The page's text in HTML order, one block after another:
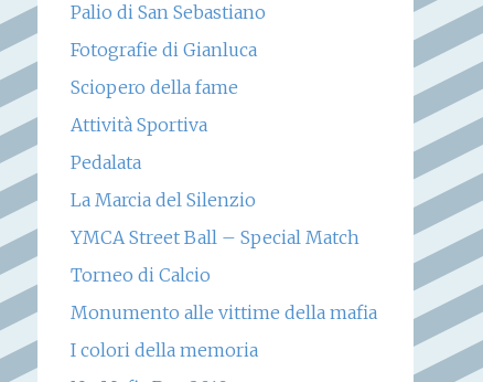
Palio di San Sebastiano
Fotografie di Gianluca
Sciopero della fame
Attività Sportiva
Pedalata
La Marcia del Silenzio
YMCA Street Ball – Special Match
Torneo di Calcio
Monumento alle vittime della mafia
I colori della memoria